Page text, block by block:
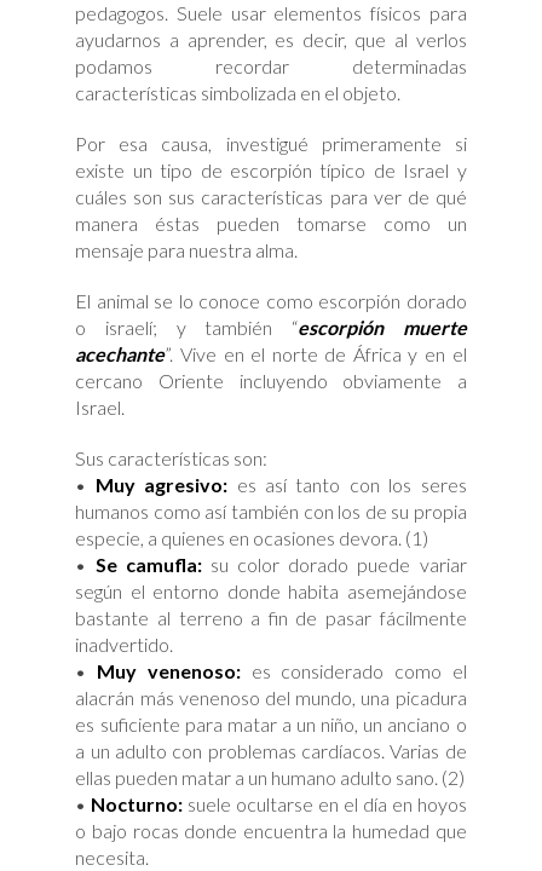
pedagogos. Suele usar elementos físicos para
ayudarnos a aprender, es decir, que al verlos
podamos recordar determinadas
características simbolizada en el objeto.
Por esa causa, investigué primeramente si
existe un tipo de escorpión típico de Israel y
cuáles son sus características para ver de qué
manera éstas pueden tomarse como un
mensaje para nuestra alma.
El animal se lo conoce como escorpión dorado
o israelí; y también “escorpión muerte
acechante”. Vive en el norte de África y en el
cercano Oriente incluyendo obviamente a
Israel.
Sus características son:
• Muy agresivo: es así tanto con los seres
humanos como así también con los de su propia
especie, a quienes en ocasiones devora. (1)
• Se camufla:su color dorado puede variar
según el entorno donde habita asemejándose
bastante al terreno a fin de pasar fácilmente
inadvertido.
• Muy venenoso:es considerado como el
alacrán más venenoso del mundo, una picadura
es suficiente para matar a un niño, un anciano o
a un adulto con problemas cardíacos. Varias de
ellas pueden matar a un humano adulto sano. (2)
• Nocturno: suele ocultarse en el día en hoyos
o bajo rocas donde encuentra la humedad que
necesita.